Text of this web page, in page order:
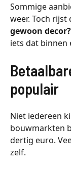
Sommige
weer. Toch rijst
gewoon decor?
iets dat binnen
populair
Niet iedereen
bouwmarkten
dertig euro.
zelf.